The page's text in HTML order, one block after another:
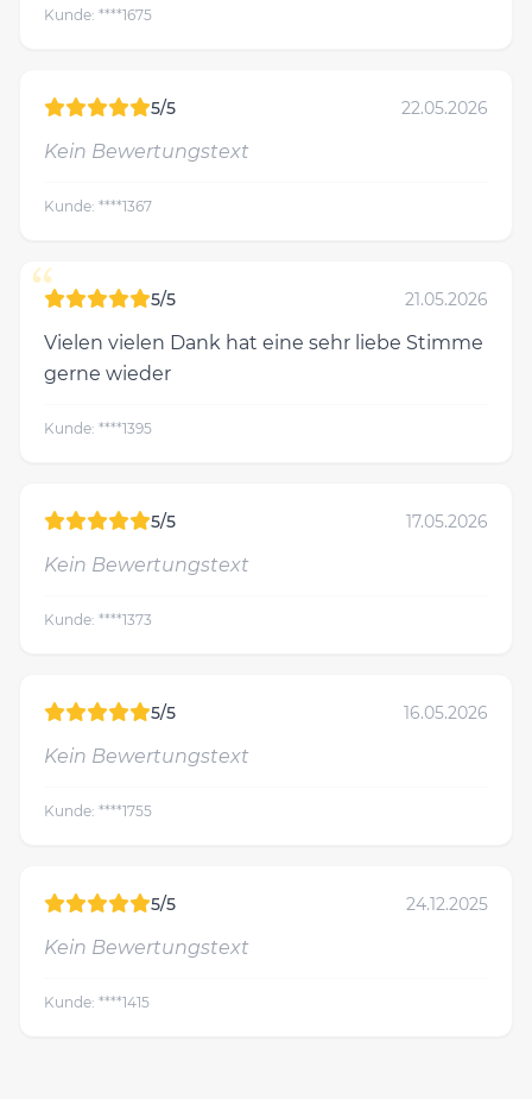
Kunde: ****1675
5/5 22.05.2026
Kein Bewertungstext
Kunde: ****1367
“ 5/5 21.05.2026
Vielen vielen Dank hat eine sehr liebe Stimme
gerne wieder
Kunde: ****1395
5/5 17.05.2026
Kein Bewertungstext
Kunde: ****1373
5/5 16.05.2026
Kein Bewertungstext
Kunde: ****1755
5/5 24.12.2025
Kein Bewertungstext
Kunde: ****1415